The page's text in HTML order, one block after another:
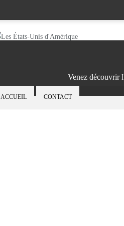
Venez découvrir
ACCUEIL CONTACT